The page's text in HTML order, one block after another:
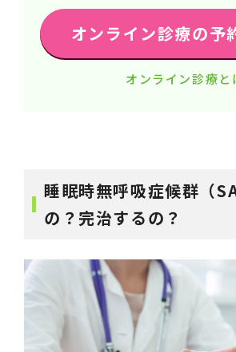
オンライン診療の予
オンライン診療と
睡眠時無呼吸症候群（
の？完治するの？